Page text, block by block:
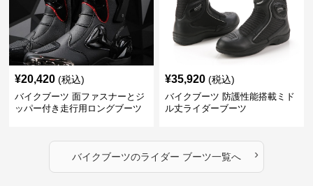
¥20,420 (税込)
バイクブーツ 面ファスナーとジ
ッパー付き走行用ロングブーツ
¥35,920 (税込)
バイクブーツ 防護性能搭載ミド
ル丈ライダーブーツ
バイクブーツのライダー ブーツ一覧へ ›